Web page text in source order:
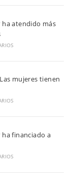
ha atendido más
mujeres tienen
financiado a